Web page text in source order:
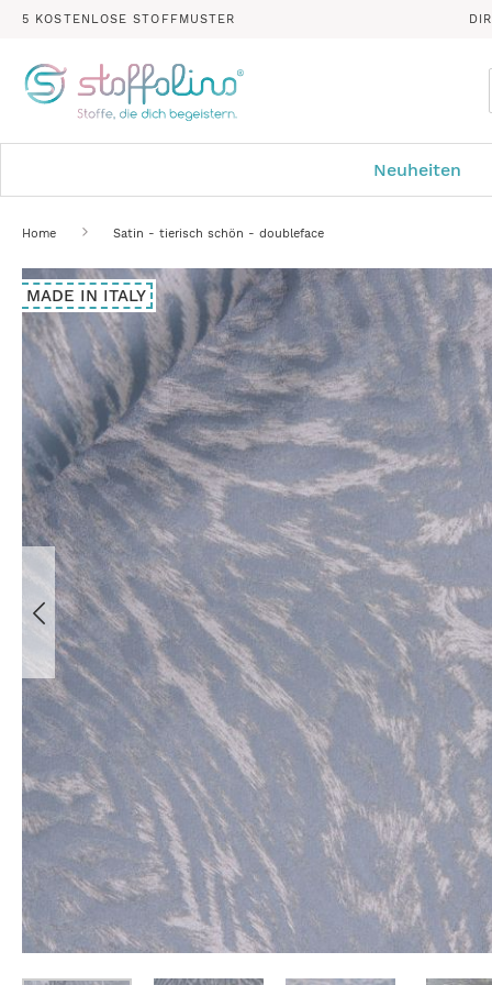
5 KOSTENLOSE STOFFMUSTER
Neuheiten
Home Satin - tierisch schön - doubleface
Zum
Ende
der
Bildergalerie
springen
MADE IN ITALY